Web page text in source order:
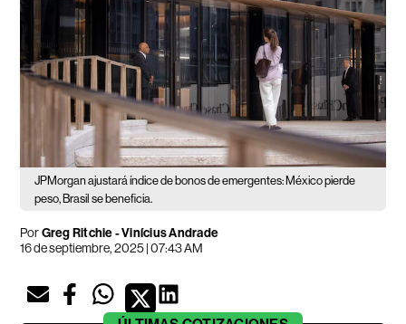
JPMorgan ajustará índice de bonos de emergentes: México pierde
peso, Brasil se beneficia.
PorGreg Ritchie - Vinícius Andrade
16 de septiembre, 2025 | 07:43 AM